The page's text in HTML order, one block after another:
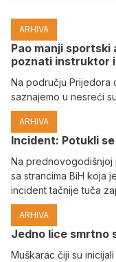
ARHIVA
Pao manji sportski
poznati instruktor
Na području Prijedora
saznajemo u nesreći
ARHIVA
Incident: Potukli
Na prednovogodišnjoj
sa strancima BiH koja
incident tačnije tuča
ARHIVA
Јedno lice smrtno
Muškarac čiji su